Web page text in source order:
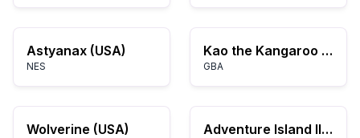
Astyanax (USA)
NES
Kao the Kangaroo (E)(Rocket)
GBA
Wolverine (USA) Adventure Island II - Aliens in Paradise (USA, Europe)